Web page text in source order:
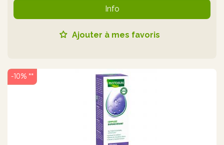
Info
Ajouter à mes favoris
-10% **